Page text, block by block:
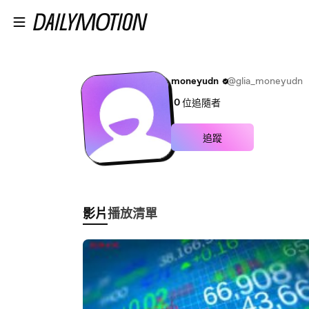
moneyudn
@glia_moneyudn
0位追隨者
追蹤
影片播放清單